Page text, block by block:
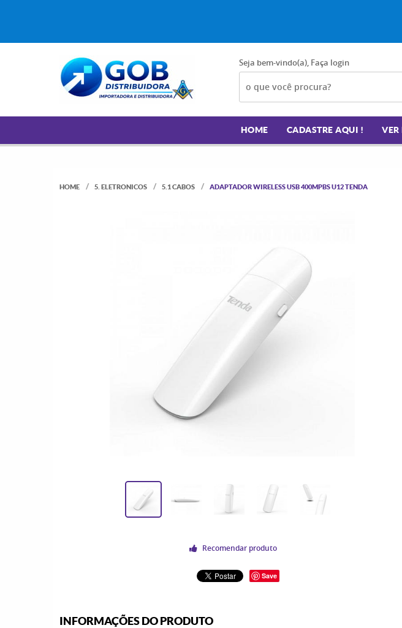
Seja bem-vindo(a), Faça login
HOME CADASTRE AQUI ! VER
HOME 5. ELETRONICOS 5.1 CABOS ADAPTADOR WIRELESS USB 400MPBS U12 TENDA
Recomendar produto
Save
INFORMAÇÕES DO PRODUTO